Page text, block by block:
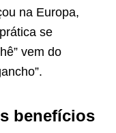
na Europa,
se
vem do
benefícios